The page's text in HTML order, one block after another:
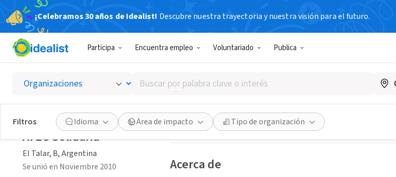
¡Celebramos 30 años de Idealist! Descubre nuestra trayectoria y nuestra visión para el futuro.
Participa Encuentra empleo Voluntariado Publica
Buscar
por
palabra
clave
o
interés
Filtros Idioma Área de impacto Tipo de organización
ATEC Solidaria
El Talar, B, Argentina|atecsolidaria.org.ar
Guardar Compartir
Acerca de
ATEC Solidaria
El Talar, B, Argentina
Se unió en Noviembre 2010